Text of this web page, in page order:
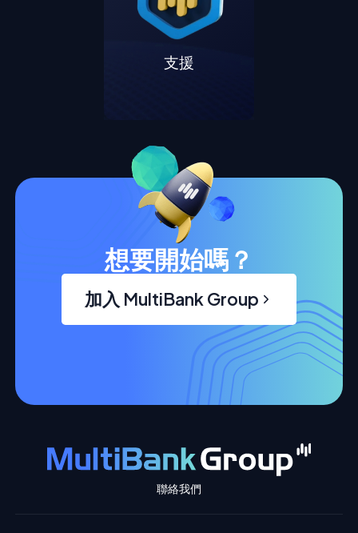
支援
想要開始嗎？
加入 MultiBank Group
聯絡我們